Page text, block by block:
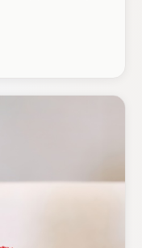
角色动机前后呼
紧凑、反转有度，